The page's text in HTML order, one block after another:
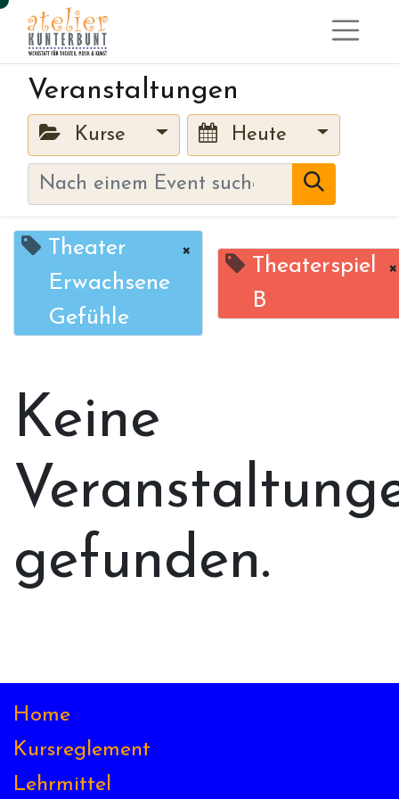
Veranstaltungen
Kurse Heute
Theater
Erwachsene
Gefühle
×
Theaterspiel
B
×
Keine
gefunden.
Home
Kursreglement
Lehrmittel